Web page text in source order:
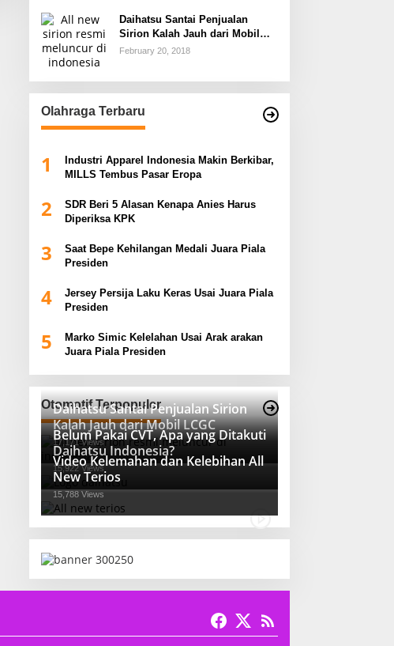
Daihatsu Santai Penjualan
Sirion Kalah Jauh dari Mobil
LCGC
February 20, 2018
Olahraga Terbaru
1
Industri Apparel Indonesia Makin Berkibar,
MILLS Tembus Pasar Eropa
2
SDR Beri 5 Alasan Kenapa Anies Harus
Diperiksa KPK
3
Saat Bepe Kehilangan Medali Juara Piala
Presiden
4
Jersey Persija Laku Keras Usai Juara Piala
Presiden
5
Marko Simic Kelelahan Usai Arak arakan
Juara Piala Presiden
Otomotif Terpopuler
Daihatsu Santai Penjualan Sirion
Kalah Jauh dari Mobil LCGC
17,171 Views
Belum Pakai CVT, Apa yang Ditakuti
Daihatsu Indonesia?
15,922 Views
Video Kelemahan dan Kelebihan All
New Terios
15,788 Views